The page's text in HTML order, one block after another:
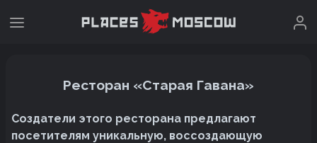
Ресторан «Старая Гавана»
Создатели этого ресторана предлагают
посетителям уникальную, воссоздающую